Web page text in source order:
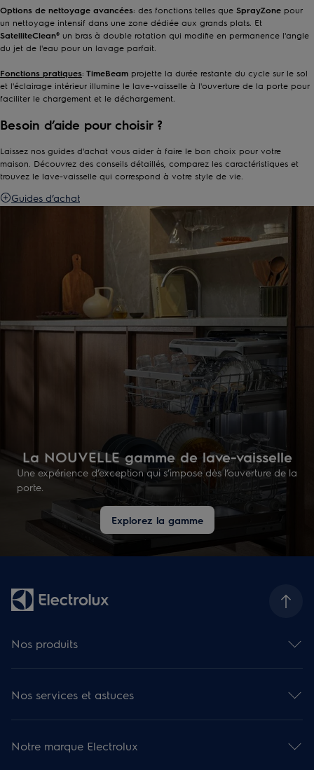
Options de nettoyage avancées: des fonctions telles que SprayZone pour
un nettoyage intensif dans une zone dédiée aux grands plats. Et
SatelliteClean® un bras à double rotation qui modifie en permanence l'angle
du jet de l'eau pour un lavage parfait.
Fonctions pratiques: TimeBeam projette la durée restante du cycle sur le sol
et l'éclairage intérieur illumine le lave-vaisselle à l'ouverture de la porte pour
faciliter le chargement et le déchargement.
Besoin d’aide pour choisir ?
Laissez nos guides d'achat vous aider à faire le bon choix pour votre
maison. Découvrez des conseils détaillés, comparez les caractéristiques et
trouvez le lave-vaisselle qui correspond à votre style de vie.
Guides d’achat
La NOUVELLE gamme de lave-vaisselle
Une expérience d’exception qui s’impose dès l’ouverture de la
porte.
Explorez la gamme
Nos produits
Plaques de cuisson
Hottes
Réfrigérateurs et caves à vin
Congélateurs
Nos services et astuces
Besoin d'aide ? Consultez nos articles
Réparation
Notre marque Electrolux